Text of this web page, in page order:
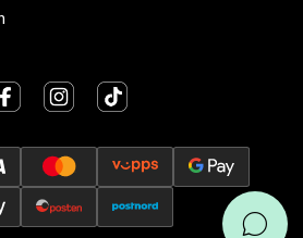
Stavanger